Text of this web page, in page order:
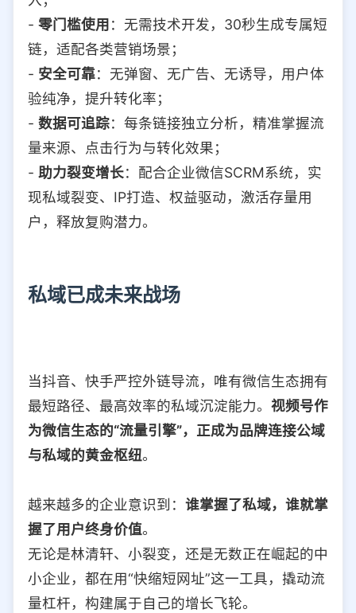
- 零门槛使用 ：无需技术开发，30秒生成专属短
链，适配各类营销场景；
- 安全可靠：无弹窗、无广告、无诱导，用户体
验纯净，提升转化率；
- 数据可追踪：每条链接独立分析，精准掌握流
量来源、点击行为与转化效果；
- 助力裂变增长：配合企业微信SCRM系统，实
现私域裂变、IP打造、权益驱动，激活存量用
户，释放复购潜力。
私域已成未来战场
当抖音、快手严控外链导流，唯有微信生态拥有
最短路径、最高效率的私域沉淀能力。 视频号作
为微信生态的“流量引擎”，正成为品牌连接公域
与私域的黄金枢纽。
越来越多的企业意识到： 谁掌握了私域，谁就掌
握了用户终身价值。
无论是林清轩、小裂变，还是无数正在崛起的中
小企业，都在用“快缩短网址”这一工具，撬动流
量杠杆，构建属于自己的增长飞轮。